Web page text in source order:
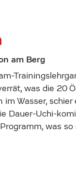
am Berg
was die 20
Wasser,
Dauer-Uchi-
was